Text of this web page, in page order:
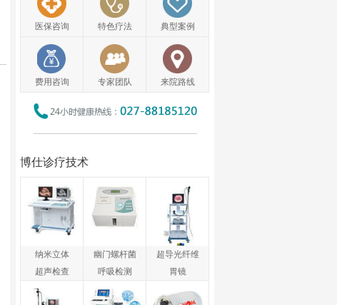
医保咨询 特色疗法 典型案例
费用咨询 专家团队 来院路线
博仕诊疗技术
纳米立体
超声检查
幽门螺杆菌
呼吸检测
超导光纤维
胃镜